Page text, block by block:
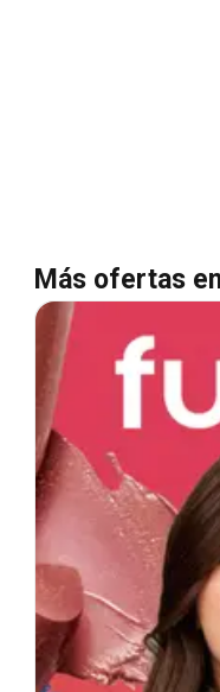
Más ofertas